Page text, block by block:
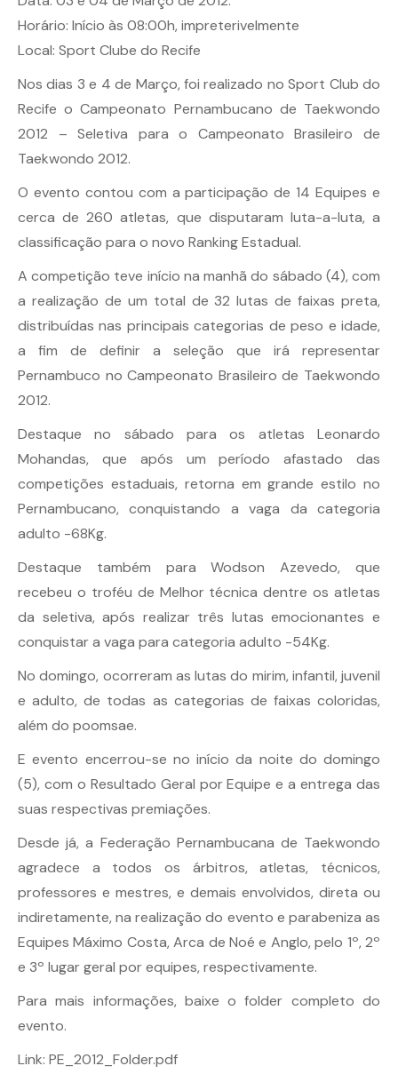
Horário: Início às 08:00h, impreterivelmente
Local: Sport Clube do Recife
Nos dias 3 e 4 de Março, foi realizado no Sport Club do
Recife o Campeonato Pernambucano de Taekwondo
2012 – Seletiva para o Campeonato Brasileiro de
Taekwondo 2012.
O evento contou com a participação de 14 Equipes e
cerca de 260 atletas, que disputaram luta-a-luta, a
classificação para o novo Ranking Estadual.
A competição teve início na manhã do sábado (4), com
a realização de um total de 32 lutas de faixas preta,
distribuídas nas principais categorias de peso e idade,
a fim de definir a seleção que irá representar
Pernambuco no Campeonato Brasileiro de Taekwondo
2012.
Destaque no sábado para os atletas Leonardo
Mohandas, que após um período afastado das
competições estaduais, retorna em grande estilo no
Pernambucano, conquistando a vaga da categoria
adulto -68Kg.
Destaque também para Wodson Azevedo, que
recebeu o troféu de Melhor técnica dentre os atletas
da seletiva, após realizar três lutas emocionantes e
conquistar a vaga para categoria adulto -54Kg.
No domingo, ocorreram as lutas do mirim, infantil, juvenil
e adulto, de todas as categorias de faixas coloridas,
além do poomsae.
E evento encerrou-se no início da noite do domingo
(5), com o Resultado Geral por Equipe e a entrega das
suas respectivas premiações.
Desde já, a Federação Pernambucana de Taekwondo
agradece a todos os árbitros, atletas, técnicos,
professores e mestres, e demais envolvidos, direta ou
indiretamente, na realização do evento e parabeniza as
Equipes Máximo Costa, Arca de Noé e Anglo, pelo 1º, 2º
e 3º lugar geral por equipes, respectivamente.
Para mais informações, baixe o folder completo do
evento.
Link: PE_2012_Folder.pdf